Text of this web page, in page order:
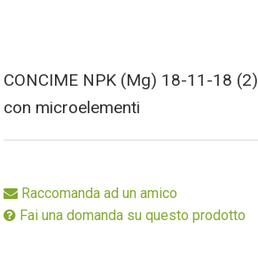
CONCIME NPK (Mg) 18-11-18 (2)
con microelementi
Raccomanda ad un amico
Fai una domanda su questo prodotto